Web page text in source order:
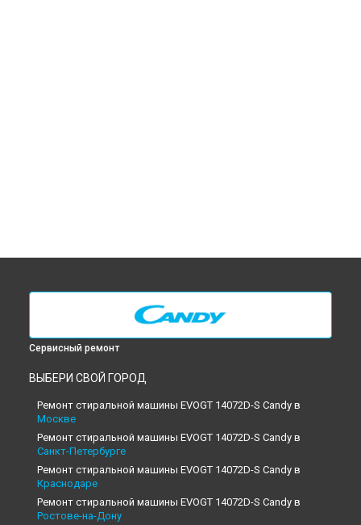
Сервисный ремонт
ВЫБЕРИ СВОЙ ГОРОД
Ремонт стиральной машины EVOGT 14072D-S Candy в
Москве
Ремонт стиральной машины EVOGT 14072D-S Candy в
Санкт-Петербурге
Ремонт стиральной машины EVOGT 14072D-S Candy в
Краснодаре
Ремонт стиральной машины EVOGT 14072D-S Candy в
Ростове-на-Дону